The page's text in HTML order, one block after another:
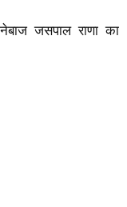
जसपाल राणा का